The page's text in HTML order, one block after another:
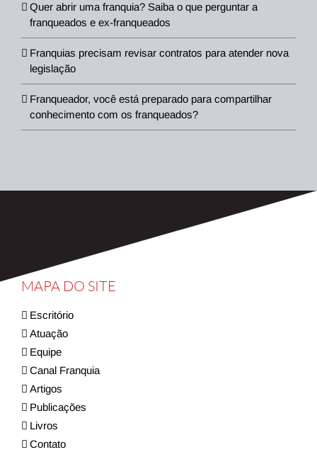
Quer abrir uma franquia? Saiba o que perguntar a
franqueados e ex-franqueados
Franquias precisam revisar contratos para atender nova
legislação
Franqueador, você está preparado para compartilhar
conhecimento com os franqueados?
MAPA DO SITE
Escritório
Atuação
Equipe
Canal Franquia
Artigos
Publicações
Livros
Contato